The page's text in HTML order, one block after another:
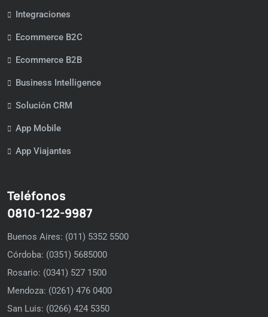
Integraciones
Ecommerce B2C
Ecommerce B2B
Business Intelligence
Solución CRM
App Mobile
App Viajantes
Teléfonos
0810-122-9987
Buenos Aires: (011) 5352 5500
Córdoba: (0351) 5685000
Rosario: (0341) 527 1500
Mendoza: (0261) 476 0400
San Luis: (0266) 424 5350